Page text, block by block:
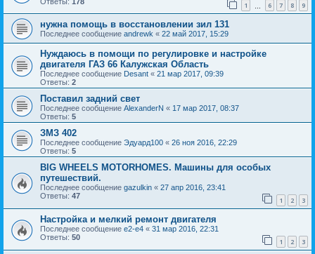
1 6 7 8 9
нужна помощь в восстановлении зил 131
Последнее сообщение andrewk « 22 май 2017, 15:29
Нуждаюсь в помощи по регулировке и настройке
двигателя ГАЗ 66 Калужская Область
Последнее сообщение Desant « 21 мар 2017, 09:39
Ответы: 2
Поставил задний свет
Последнее сообщение AlexanderN « 17 мар 2017, 08:37
Ответы: 5
ЗМЗ 402
Последнее сообщение Эдуард100 « 26 ноя 2016, 22:29
Ответы: 5
BIG WHEELS MOTORHOMES. Машины для особых
путешествий.
Последнее сообщение gazulkin « 27 апр 2016, 23:41
Ответы: 47 1 2 3
Настройка и мелкий ремонт двигателя
Последнее сообщение e2-e4 « 31 мар 2016, 22:31
Ответы: 50 1 2 3